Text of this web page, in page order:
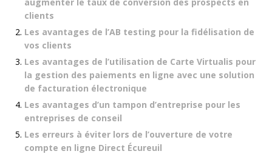
clients
Les avantages de l’AB testing pour la fidélisation de
vos clients
Les avantages de l’utilisation de Carte Virtualis pour
la gestion des paiements en ligne avec une solution
de facturation électronique
Les avantages d’un tampon d’entreprise pour les
entreprises de conseil
Les erreurs à éviter lors de l’ouverture de votre
compte en ligne Direct Écureuil